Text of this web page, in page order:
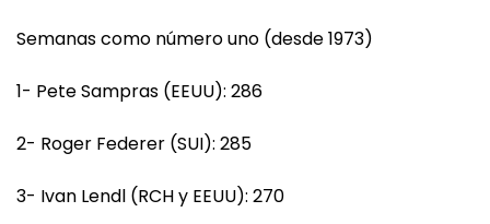
Semanas como número uno (desde 1973)
1- Pete Sampras (EEUU): 286
2- Roger Federer (SUI): 285
3- Ivan Lendl (RCH y EEUU): 270